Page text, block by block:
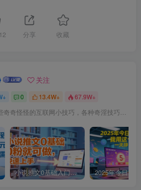
12 分享 收藏
关注
0 13.4W+ 67.9W+
分享一些奇奇怪怪的互联网小技巧，各种奇淫技巧都在本站。
小说推文0基础入门教程，0粉就可做，快速上手